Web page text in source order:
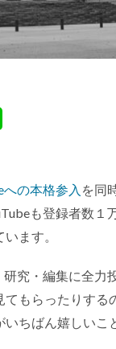
への本格参入 を同
も登録者数１
ます。
究・編集に全力
もらったりする
ちばん嬉しいこ